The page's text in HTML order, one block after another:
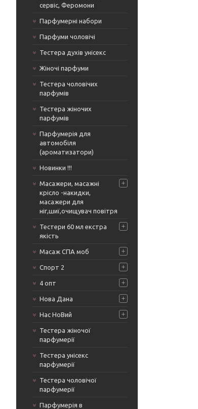
сервіс, Феромони
Парфумерні набори
Парфуми чоловічі
Тестера духів унісекс
Жіночі парфуми
Тестера чоловічих
парфумів
Тестера жіночих
парфумів
Парфумерія для
автомобіля
(ароматизатори)
Новинки !!!
Масажери, масажні
крісло -накидки,
масажери для
ніг,шиї,очищувач повітря
Тестери 60 мл екстра
якість
Масаж СПА моб
Спорт 2
4 опт
Нова Дана
Нас НоВий
Тестера жіночої
парфумерії
Тестера унісекс
парфумерії
Тестера чоловічої
парфумерії
Парфумерія в